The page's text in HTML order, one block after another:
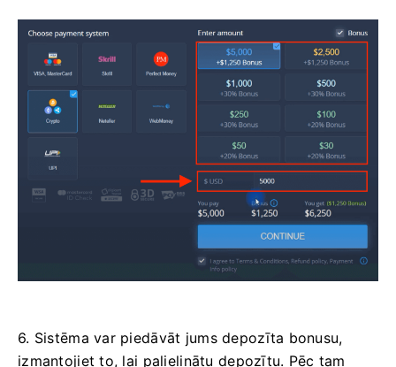
6. Sistēma var piedāvāt jums depozīta bonusu,
izmantojiet to, lai palielinātu depozītu. Pēc tam